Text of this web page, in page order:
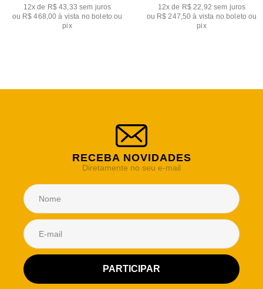
12x de R$ 43,33 sem juros
ou R$ 468,00 à vista no boleto ou
pix
12x de R$ 22,92 sem juros
ou R$ 247,50 à vista no boleto ou
pix
RECEBA NOVIDADES
Diretamente no seu e-mail
Atendimento Rei de Casa